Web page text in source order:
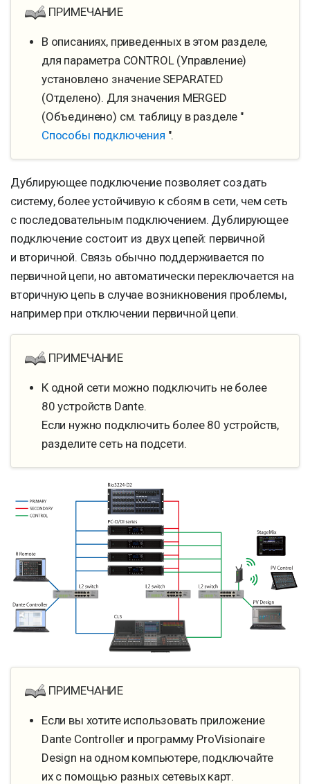
ПРИМЕЧАНИЕ
В описаниях, приведенных в этом разделе,
для параметра CONTROL (Управление)
установлено значение SEPARATED
(Отделено). Для значения MERGED
(Объединено) см. таблицу в разделе "
Способы подключения ".
Дублирующее подключение позволяет создать
систему, более устойчивую к сбоям в сети, чем сеть
с последовательным подключением. Дублирующее
подключение состоит из двух цепей: первичной
и вторичной. Связь обычно поддерживается по
первичной цепи, но автоматически переключается на
вторичную цепь в случае возникновения проблемы,
например при отключении первичной цепи.
ПРИМЕЧАНИЕ
К одной сети можно подключить не более
80 устройств Dante.
Если нужно подключить более 80 устройств,
разделите сеть на подсети.
ПРИМЕЧАНИЕ
Если вы хотите использовать приложение
Dante Controller и программу ProVisionaire
Design на одном компьютере, подключайте
их с помощью разных сетевых карт.